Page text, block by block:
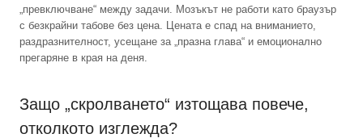
„превключване“ между задачи. Мозъкът не работи като браузър
с безкрайни табове без цена. Цената е спад на вниманието,
раздразнителност, усещане за „празна глава“ и емоционално
прегаряне в края на деня.
Защо „скролването“ изтощава повече,
отколкото изглежда?